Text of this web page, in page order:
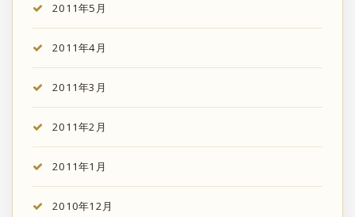
2011年5月
2011年4月
2011年3月
2011年2月
2011年1月
2010年12月